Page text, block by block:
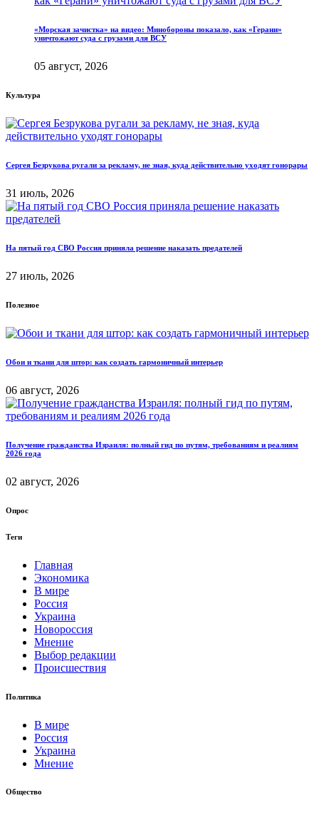
«Морская зачистка» на видео: Минобороны показало, как «Герани»
уничтожают суда с грузами для ВСУ
05 август, 2026
Культура
Сергея Безрукова ругали за рекламу, не зная, куда действительно уходят гонорары
31 июль, 2026
На пятый год СВО Россия приняла решение наказать предателей
27 июль, 2026
Полезное
Обои и ткани для штор: как создать гармоничный интерьер
06 август, 2026
Получение гражданства Израиля: полный гид по путям, требованиям и реалиям
2026 года
02 август, 2026
Опрос
Теги
Главная
Экономика
В мире
Россия
Украина
Новороссия
Мнение
Выбор редакции
Происшествия
Политика
В мире
Россия
Украина
Мнение
Общество